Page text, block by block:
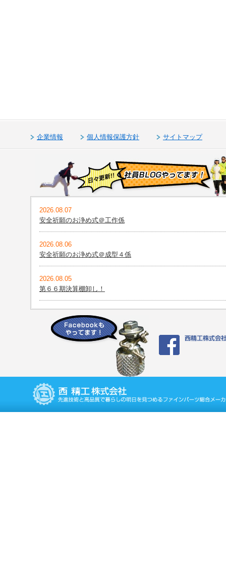
企業情報 個人情報保護方針 サイトマップ
2026.08.07
安全祈願のお浄め式＠工作係
2026.08.06
安全祈願のお浄め式＠成型４係
2026.08.05
第６６期決算棚卸し！